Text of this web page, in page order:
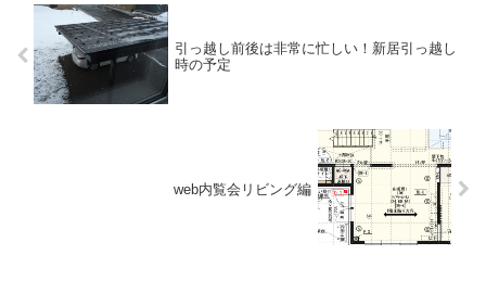
引っ越し前後は非常に忙しい！新居引っ越し
時の予定
web内覧会リビング編